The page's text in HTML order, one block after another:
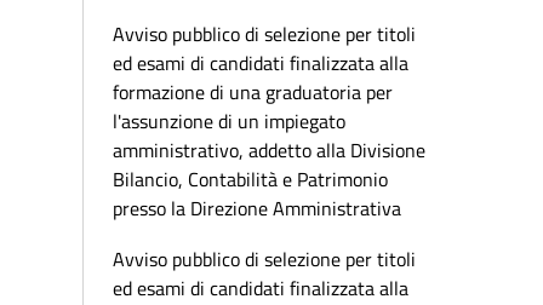
Avviso pubblico di selezione per titoli
ed esami di candidati finalizzata alla
formazione di una graduatoria per
l'assunzione di un impiegato
amministrativo, addetto alla Divisione
Bilancio, Contabilità e Patrimonio
presso la Direzione Amministrativa
Avviso pubblico di selezione per titoli
ed esami di candidati finalizzata alla